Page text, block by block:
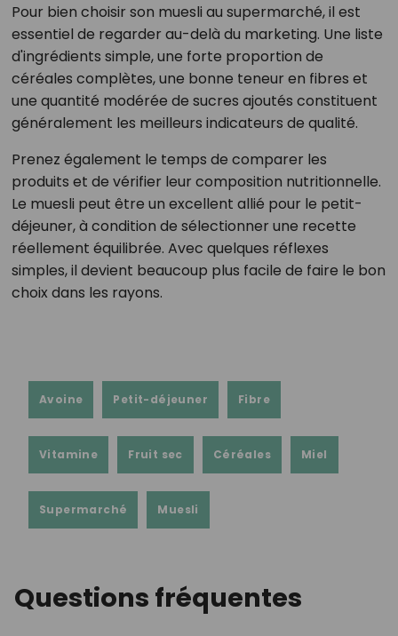
Pour bien choisir son muesli au supermarché, il est
essentiel de regarder au-delà du marketing. Une liste
d'ingrédients simple, une forte proportion de
céréales complètes, une bonne teneur en fibres et
une quantité modérée de sucres ajoutés constituent
généralement les meilleurs indicateurs de qualité.
Prenez également le temps de comparer les
produits et de vérifier leur composition nutritionnelle.
Le muesli peut être un excellent allié pour le petit-
déjeuner, à condition de sélectionner une recette
réellement équilibrée. Avec quelques réflexes
simples, il devient beaucoup plus facile de faire le bon
choix dans les rayons.
Avoine Petit-déjeuner Fibre
Vitamine Fruit sec Céréales Miel
Supermarché Muesli
Questions fréquentes